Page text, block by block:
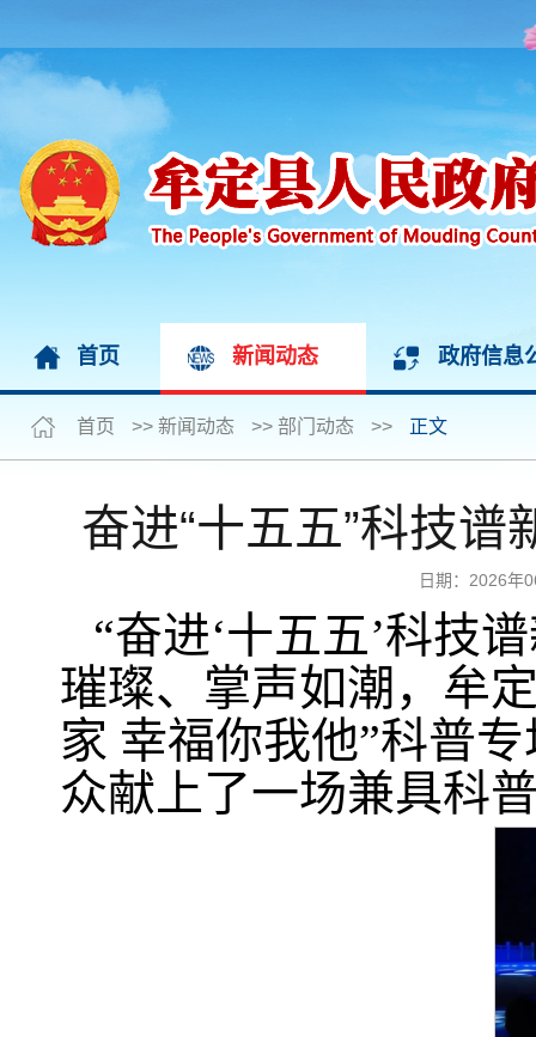
首页 新闻动态 政府信息
首页 >> 新闻动态 >> 部门动态 >> 正文
奋进“十五五”科技
日期：2026
“奋进‘十五五’科技
璀璨、掌声如潮，牟
家 幸福你我他”科普
众献上了一场兼具科